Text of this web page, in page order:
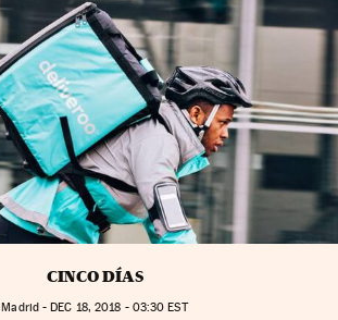
CINCO DÍAS
Madrid - DEC 18, 2018 - 03:30 EST